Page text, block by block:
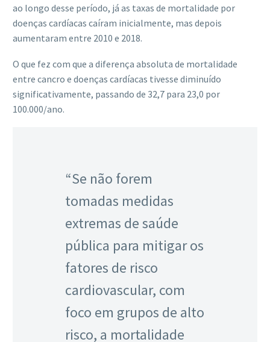
ao longo desse período, já as taxas de mortalidade por
doenças cardíacas caíram inicialmente, mas depois
aumentaram entre 2010 e 2018.
O que fez com que a diferença absoluta de mortalidade
entre cancro e doenças cardíacas tivesse diminuído
significativamente, passando de 32,7 para 23,0 por
100.000/ano.
“Se não forem
tomadas medidas
extremas de saúde
pública para mitigar os
fatores de risco
cardiovascular, com
foco em grupos de alto
risco, a mortalidade